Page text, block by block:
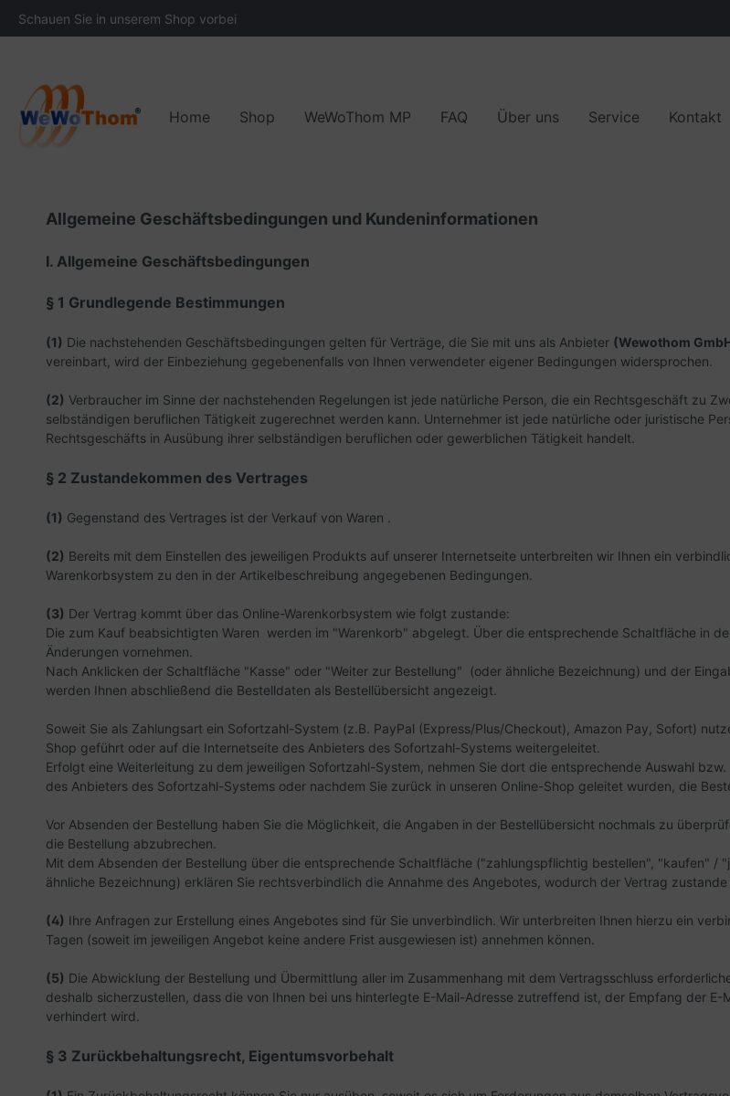
Schauen Sie in unserem Shop vorbei
Home Shop WeWoThom MP FAQ Über uns Service Kontakt
Allgemeine Geschäftsbedingungen und Kundeninformationen
I. Allgemeine Geschäftsbedingungen
§ 1 Grundlegende Bestimmungen
(1) Die nachstehenden Geschäftsbedingungen gelten für Verträge, die Sie mit uns als Anbieter (Wewothom
vereinbart, wird der Einbeziehung gegebenenfalls von Ihnen verwendeter eigener Bedingungen widersprochen.
(2) Verbraucher im Sinne der nachstehenden Regelungen ist jede natürliche Person, die ein Rechtsgeschäft zu
selbständigen beruflichen Tätigkeit zugerechnet werden kann. Unternehmer ist jede natürliche oder juristische
Rechtsgeschäfts in Ausübung ihrer selbständigen beruflichen oder gewerblichen Tätigkeit handelt.
§ 2 Zustandekommen des Vertrages
(1) Gegenstand des Vertrages ist der Verkauf von Waren .
(2) Bereits mit dem Einstellen des jeweiligen Produkts auf unserer Internetseite unterbreiten wir Ihnen ein
Warenkorbsystem zu den in der Artikelbeschreibung angegebenen Bedingungen.
(3) Der Vertrag kommt über das Online-Warenkorbsystem wie folgt zustande:
Die zum Kauf beabsichtigten Waren werden im "Warenkorb" abgelegt. Über die entsprechende Schaltfläche in
Änderungen vornehmen.
Nach Anklicken der Schaltfläche "Kasse" oder "Weiter zur Bestellung" (oder ähnliche Bezeichnung) und der
werden Ihnen abschließend die Bestelldaten als Bestellübersicht angezeigt.
Soweit Sie als Zahlungsart ein Sofortzahl-System (z.B. PayPal (Express/Plus/Checkout), Amazon Pay, Sofort)
Shop geführt oder auf die Internetseite des Anbieters des Sofortzahl-Systems weitergeleitet.
Erfolgt eine Weiterleitung zu dem jeweiligen Sofortzahl-System, nehmen Sie dort die entsprechende Auswahl
des Anbieters des Sofortzahl-Systems oder nachdem Sie zurück in unseren Online-Shop geleitet wurden, die
Vor Absenden der Bestellung haben Sie die Möglichkeit, die Angaben in der Bestellübersicht nochmals zu
die Bestellung abzubrechen.
Mit dem Absenden der Bestellung über die entsprechende Schaltfläche ("zahlungspflichtig bestellen", "kaufen"
ähnliche Bezeichnung) erklären Sie rechtsverbindlich die Annahme des Angebotes, wodurch der Vertrag zustande
(4) Ihre Anfragen zur Erstellung eines Angebotes sind für Sie unverbindlich. Wir unterbreiten Ihnen hierzu ein
Tagen (soweit im jeweiligen Angebot keine andere Frist ausgewiesen ist) annehmen können.
(5) Die Abwicklung der Bestellung und Übermittlung aller im Zusammenhang mit dem Vertragsschluss
deshalb sicherzustellen, dass die von Ihnen bei uns hinterlegte E-Mail-Adresse zutreffend ist, der Empfang der
verhindert wird.
§ 3 Zurückbehaltungsrecht, Eigentumsvorbehalt